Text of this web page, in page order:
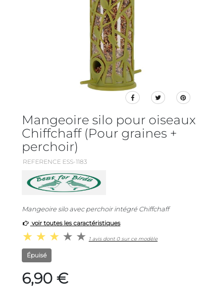
Mangeoire silo pour oiseaux
Chiffchaff (Pour graines +
perchoir)
REFERENCE ESS-1183
Mangeoire silo avec perchoir intégré Chiffchaff
voir toutes les caractéristiques
1 avis dont 0 sur ce modèle
Épuisé
6,90 €